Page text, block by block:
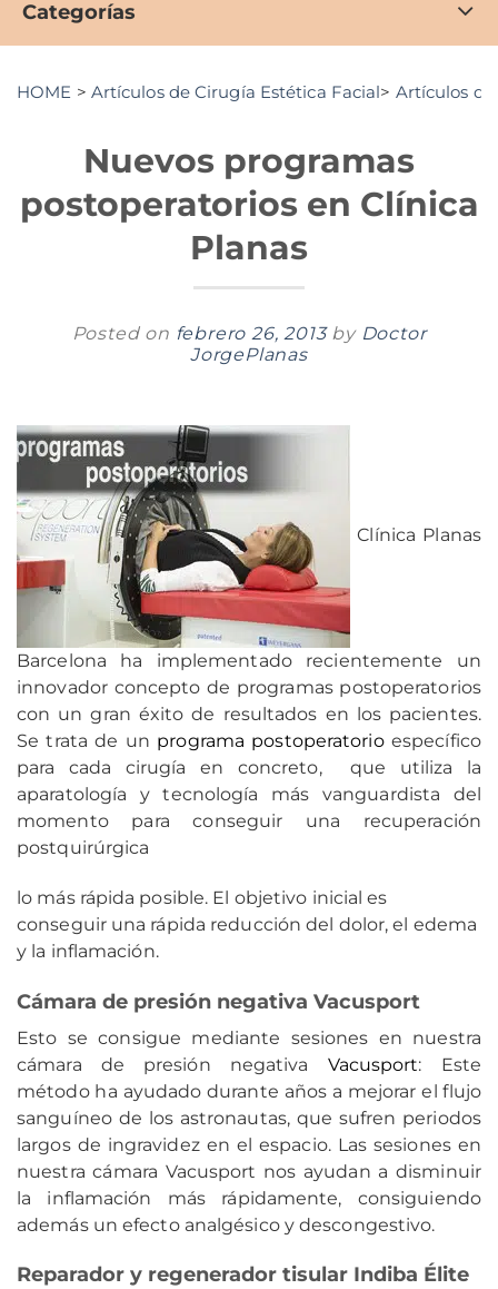
Categorías
HOME > Artículos de Cirugía Estética Facial> Artículos
Nuevos programas
postoperatorios en Clínica
Planas
Posted on febrero 26, 2013 by Doctor
JorgePlanas
Clínica Planas
Barcelona ha implementado recientemente un
innovador concepto de programas postoperatorios
con un gran éxito de resultados en los pacientes.
Se trata de un programa postoperatorioespecífico
para cada cirugía en concreto, que utiliza la
aparatología y tecnología más vanguardista del
momento para conseguir una recuperación
postquirúrgica
lo más rápida posible. El objetivo inicial es
conseguir una rápida reducción del dolor, el edema
y la inflamación.
Cámara de presión negativa Vacusport
Esto se consigue mediante sesiones en nuestra
cámara de presión negativa Vacusport: Este
método ha ayudado durante años a mejorar el flujo
sanguíneo de los astronautas, que sufren periodos
largos de ingravidez en el espacio. Las sesiones en
nuestra cámara Vacusport nos ayudan a disminuir
la inflamación más rápidamente, consiguiendo
además un efecto analgésico y descongestivo.
Reparador y regenerador tisular Indiba Élite